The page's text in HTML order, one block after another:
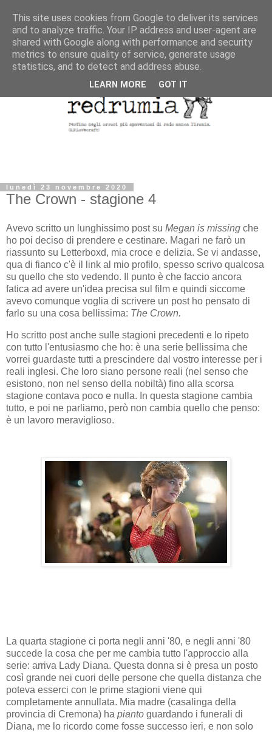
lunedì 23 novembre 2020
The Crown - stagione 4
Avevo scritto un lunghissimo post su Megan is missing che
ho poi deciso di prendere e cestinare. Magari ne farò un
riassunto su Letterboxd, mia croce e delizia. Se vi andasse,
qua di fianco c'è il link al mio profilo, spesso scrivo qualcosa
su quello che sto vedendo. Il punto è che faccio ancora
fatica ad avere un'idea precisa sul film e quindi siccome
avevo comunque voglia di scrivere un post ho pensato di
farlo su una cosa bellissima: The Crown.
Ho scritto post anche sulle stagioni precedenti e lo ripeto
con tutto l'entusiasmo che ho: è una serie bellissima che
vorrei guardaste tutti a prescindere dal vostro interesse per i
reali inglesi. Che loro siano persone reali (nel senso che
esistono, non nel senso della nobiltà) fino alla scorsa
stagione contava poco e nulla. In questa stagione cambia
tutto, e poi ne parliamo, però non cambia quello che penso:
è un lavoro meraviglioso.
La quarta stagione ci porta negli anni '80, e negli anni '80
succede la cosa che per me cambia tutto l'approccio alla
serie: arriva Lady Diana. Questa donna si è presa un posto
così grande nei cuori delle persone che quella distanza che
poteva esserci con le prime stagioni viene qui
completamente annullata. Mia madre (casalinga della
provincia di Cremona) ha pianto guardando i funerali di
Diana, me lo ricordo come fosse successo ieri, e non solo
This site uses cookies from Google to deliver its services
and to analyze traffic. Your IP address and user-agent are
shared with Google along with performance and security
metrics to ensure quality of service, generate usage
statistics, and to detect and address abuse.
LEARN MORE GOT IT